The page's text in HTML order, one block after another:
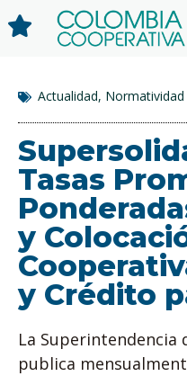
Actualidad, Normatividad
Tasas
y
y Crédito
La Superintendencia
publica